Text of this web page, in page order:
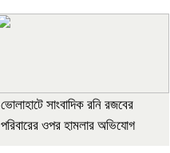
ভোলাহাটে সাংবাদিক রনি রজবের
পরিবারের ওপর হামলার অভিযোগ